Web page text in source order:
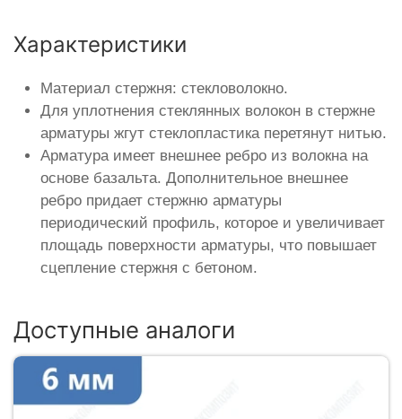
Характеристики
Материал стержня: стекловолокно.
Для уплотнения стеклянных волокон в стержне
арматуры жгут стеклопластика перетянут нитью.
Арматура имеет внешнее ребро из волокна на
основе базальта. Дополнительное внешнее
ребро придает стержню арматуры
периодический профиль, которое и увеличивает
площадь поверхности арматуры, что повышает
сцепление стержня с бетоном.
Доступные аналоги